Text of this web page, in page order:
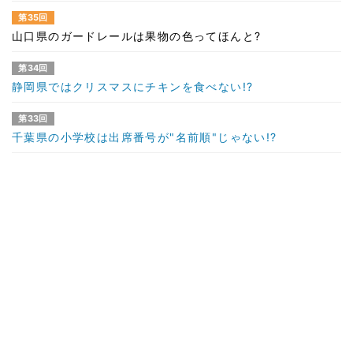
第35回
山口県のガードレールは果物の色ってほんと?
第34回
静岡県ではクリスマスにチキンを食べない!?
第33回
千葉県の小学校は出席番号が"名前順"じゃない!?